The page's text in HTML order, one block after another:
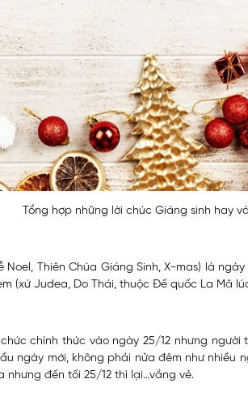
Tổng hợp những lời chúc Giáng sinh hay
Thiên Chúa Giáng Sinh, X-mas) là
(xứ Judea, Do Thái, thuộc Đế quốc La Mã
chính thức vào ngày 25/12 nhưng
ngày mới, không phải nửa đêm như
nhưng đến tối 25/12 thì lại…vắng vẻ.